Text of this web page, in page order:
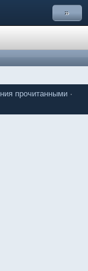
»
прочитанными ·